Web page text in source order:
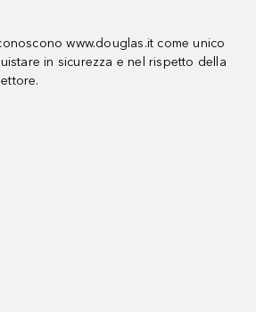
www.douglas.it come unico
in sicurezza e nel rispetto della